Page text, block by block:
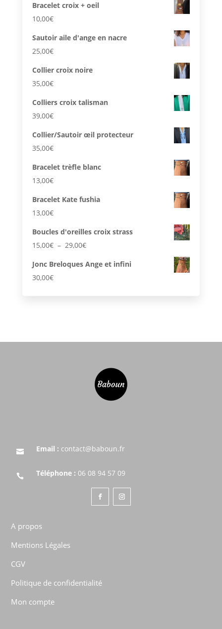
Bracelet croix + oeil
10,00€
Sautoir aile d'ange en nacre
25,00€
Collier croix noire
35,00€
Colliers croix talisman
39,00€
Collier/Sautoir œil protecteur
35,00€
Bracelet trèfle blanc
13,00€
Bracelet Kate fushia
13,00€
Boucles d'oreilles croix strass
15,00€ – 29,00€Plage
prix :
Jonc Breloques Ange et infini
30,00€
 Email : contact@baboun.fr
 Téléphone : 06 08 94 57 09
A propos
Mentions Légales
CGV
Politique de confidentialité
Mon compte